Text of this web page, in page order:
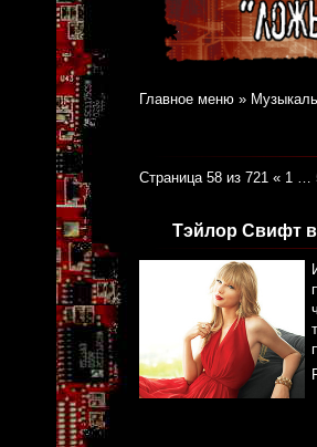
Главное меню »
Страница 58 из 721 « 1 …
Тэйлор Свифт